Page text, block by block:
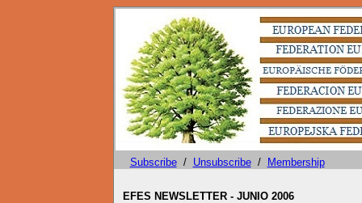
Subscribe/ Unsubscribe/ Membership
EFES NEWSLETTER - JUNIO 2006